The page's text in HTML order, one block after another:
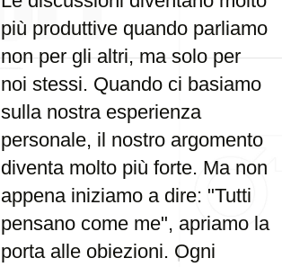
più produttive quando parliamo
non per gli altri, ma solo per
noi stessi. Quando ci basiamo
sulla nostra esperienza
personale, il nostro argomento
diventa molto più forte. Ma non
appena iniziamo a dire: "Tutti
pensano come me", apriamo la
porta alle obiezioni. Ogni